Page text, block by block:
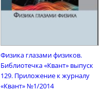
Физика глазами физиков.
Библиотечка «Квант» выпуск
129. Приложение к журналу
«Квант» №1/2014